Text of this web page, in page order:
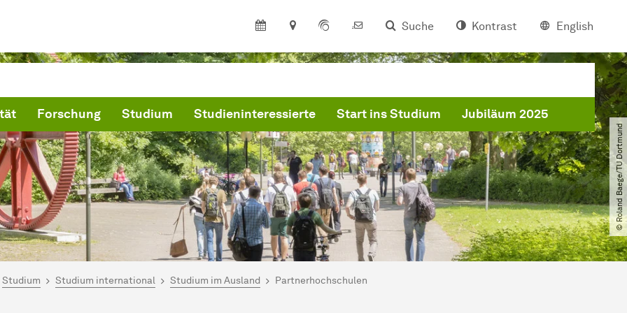
Suche Kontrast English
Forschung Studium Studieninteressierte Start ins Studium Jubiläum 2025
© Roland Baege​/​TU Dortmund
hier:
Studium Studium international Studium im Ausland Partnerhochschulen